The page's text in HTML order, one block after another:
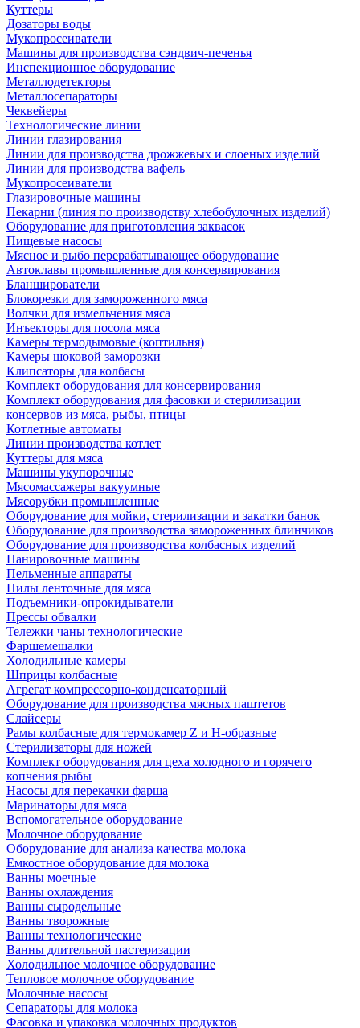
Куттеры
Дозаторы воды
Мукопросеиватели
Машины для производства сэндвич-печенья
Инспекционное оборудование
Металлодетекторы
Металлосепараторы
Чеквейеры
Технологические линии
Линии глазирования
Линии для производства дрожжевых и слоеных изделий
Линии для производства вафель
Мукопросеиватели
Глазировочные машины
Пекарни (линия по производству хлебобулочных изделий)
Оборудование для приготовления заквасок
Пищевые насосы
Мясное и рыбо перерабатывающее оборудование
Автоклавы промышленные для консервирования
Бланширователи
Блокорезки для замороженного мяса
Волчки для измельчения мяса
Инъекторы для посола мяса
Камеры термодымовые (коптильня)
Камеры шоковой заморозки
Клипсаторы для колбасы
Комплект оборудования для консервирования
Комплект оборудования для фасовки и стерилизации
консервов из мяса, рыбы, птицы
Котлетные автоматы
Линии производства котлет
Куттеры для мяса
Машины укупорочные
Мясомассажеры вакуумные
Мясорубки промышленные
Оборудование для мойки, стерилизации и закатки банок
Оборудование для производства замороженных блинчиков
Оборудование для производства колбасных изделий
Панировочные машины
Пельменные аппараты
Пилы ленточные для мяса
Подъемники-опрокидыватели
Прессы обвалки
Тележки чаны технологические
Фаршемешалки
Холодильные камеры
Шприцы колбасные
Агрегат компрессорно-конденсаторный
Оборудование для производства мясных паштетов
Слайсеры
Рамы колбасные для термокамер Z и H-образные
Стерилизаторы для ножей
Комплект оборудования для цеха холодного и горячего
копчения рыбы
Насосы для перекачки фарша
Маринаторы для мяса
Вспомогательное оборудование
Молочное оборудование
Оборудование для анализа качества молока
Емкостное оборудование для молока
Ванны моечные
Ванны охлаждения
Ванны сыродельные
Ванны творожные
Ванны технологические
Ванны длительной пастеризации
Холодильное молочное оборудование
Тепловое молочное оборудование
Молочные насосы
Сепараторы для молока
Фасовка и упаковка молочных продуктов